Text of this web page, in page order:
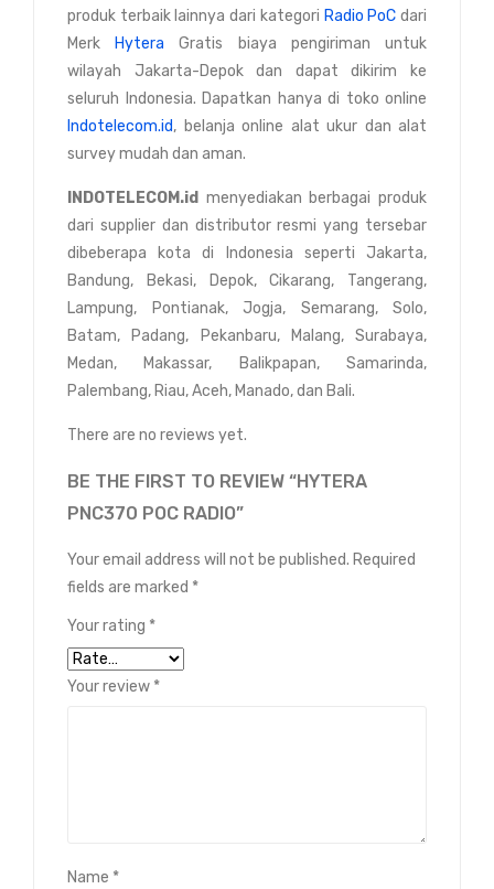
produk terbaik lainnya dari kategori Radio PoC dari
Merk
Hytera Gratis biaya pengiriman untuk
wilayah Jakarta-Depok dan dapat dikirim ke
seluruh Indonesia. Dapatkan hanya di toko online
Indotelecom.id, belanja online alat ukur dan alat
survey mudah dan aman.
INDOTELECOM.id menyediakan berbagai produk
dari supplier dan distributor resmi yang tersebar
dibeberapa kota di Indonesia seperti Jakarta,
Bandung, Bekasi, Depok, Cikarang, Tangerang,
Lampung, Pontianak, Jogja, Semarang, Solo,
Batam, Padang, Pekanbaru, Malang, Surabaya,
Medan, Makassar, Balikpapan, Samarinda,
Palembang, Riau, Aceh, Manado, dan Bali.
There are no reviews yet.
BE THE FIRST TO REVIEW “HYTERA
PNC370 POC RADIO”
Your email address will not be published. Required
fields are marked *
Your rating *
Your review *
Name *